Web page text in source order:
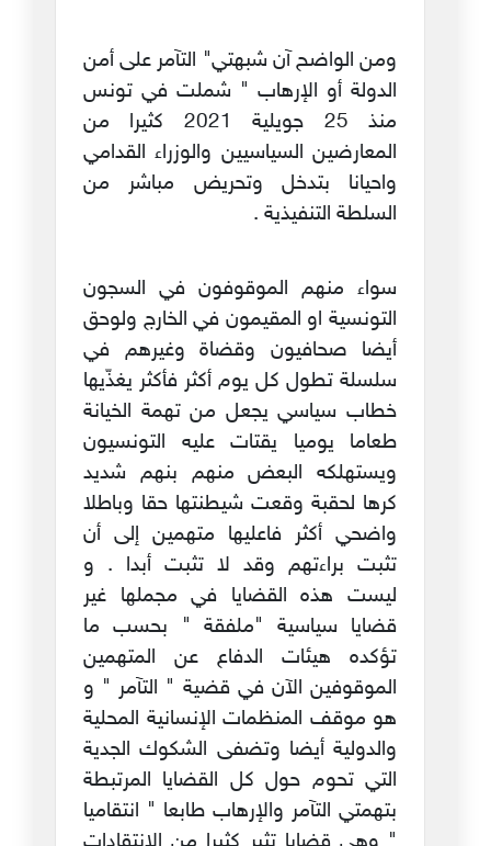
ومن الواضح آن شبهتي" التآمر على أمن
الدولة أو الإرهاب " شملت في تونس
منذ 25 جويلية 2021 كثيرا من
المعارضين السياسيين والوزراء القدامي
واحيانا بتدخل وتحريض مباشر من
السلطة التنفيذية .
سواء منهم الموقوفون في السجون
التونسية او المقيمون في الخارج ولوحق
أيضا صحافيون وقضاة وغيرهم في
سلسلة تطول كل يوم أكثر فأكثر يغذّيها
خطاب سياسي يجعل من تهمة الخيانة
طعاما يوميا يقتات عليه التونسيون
ويستهلكه البعض منهم بنهم شديد
كرها لحقبة وقعت شيطنتها حقا وباطلا
واضحي أكثر فاعليها متهمين إلى أن
تثبت براءتهم وقد لا تثبت أبدا . و
ليست هذه القضايا في مجملها غير
قضايا سياسية "ملفقة " بحسب ما
تؤكده هيئات الدفاع عن المتهمين
الموقوفين الآن في قضية " التآمر " و
هو موقف المنظمات الإنسانية المحلية
والدولية أيضا وتضفى الشكوك الجدية
التي تحوم حول كل القضايا المرتبطة
بتهمتي التآمر والإرهاب طابعا " انتقاميا